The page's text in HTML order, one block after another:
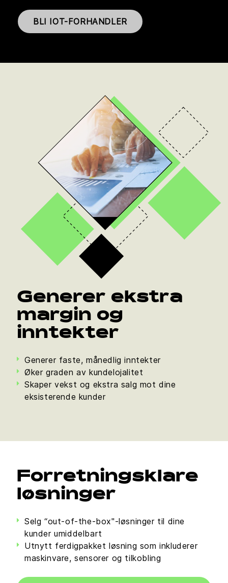
BLI IOT-FORHANDLER
Generer ekstra
margin og
inntekter
Generer faste, månedlig inntekter
Øker graden av kundelojalitet
Skaper vekst og ekstra salg mot dine
eksisterende kunder
Forretningsklare
løsninger
Selg “out-of-the-box"-løsninger til dine
kunder umiddelbart
Utnytt ferdigpakket løsning som inkluderer
maskinvare, sensorer og tilkobling